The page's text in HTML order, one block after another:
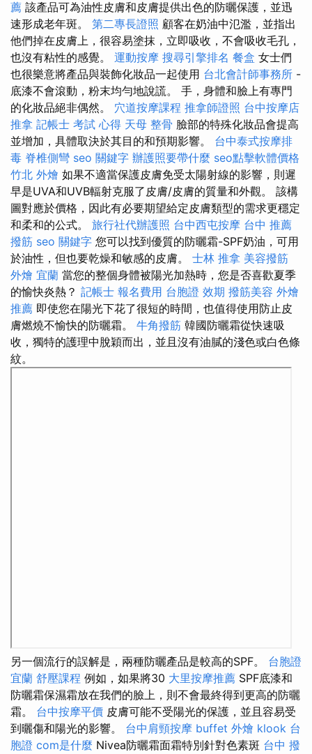
薦 該產品可為油性皮膚和皮膚提供出色的防曬保護，並迅
速形成老年斑。 第二專長證照 顧客在奶油中氾濫，並指出
他們掉在皮膚上，很容易塗抹，立即吸收，不會吸收毛孔，
也沒有粘性的感覺。 運動按摩 搜尋引擎排名 餐盒 女士們
也很樂意將產品與裝飾化妝品一起使用 台北會計師事務所 -
底漆不會滾動，粉末均勻地說謊。 手，身體和臉上有專門
的化妝品絕非偶然。 穴道按摩課程 推拿師證照 台中按摩店
推拿 記帳士 考試 心得 天母 整骨 臉部的特殊化妝品會提高
並增加，具體取決於其目的和預期影響。 台中泰式按摩排
毒 脊椎側彎 seo 關鍵字 辦護照要帶什麼 seo點擊軟體價格
竹北 外燴 如果不適當保護皮膚免受太陽射線的影響，則遲
早是UVA和UVB輻射克服了皮膚/皮膚的質量和外觀。 該構
圖對應於價格，因此有必要期望給定皮膚類型的需求更穩定
和柔和的公式。 旅行社代辦護照 台中西屯按摩 台中 推薦
撥筋 seo 關鍵字 您可以找到優質的防曬霜-SPF奶油，可用
於油性，但也要乾燥和敏感的皮膚。 士林 推拿 美容撥筋
外燴 宜蘭 當您的整個身體被陽光加熱時，您是否喜歡夏季
的愉快炎熱？ 記帳士 報名費用 台胞證 效期 撥筋美容 外燴
推薦 即使您在陽光下花了很短的時間，也值得使用防止皮
膚燃燒不愉快的防曬霜。 牛角撥筋 韓國防曬霜從快速吸
收，獨特的護理中脫穎而出，並且沒有油膩的淺色或白色條
紋。
另一個流行的誤解是，兩種防曬產品是較高的SPF。 台胞證
宜蘭 舒壓課程 例如，如果將30 大里按摩推薦 SPF底漆和
防曬霜保濕霜放在我們的臉上，則不會最終得到更高的防曬
霜。 台中按摩平價 皮膚可能不受陽光的保護，並且容易受
到曬傷和陽光的影響。 台中肩頸按摩 buffet 外燴 klook 台
胞證 com是什麼 Nivea防曬霜面霜特別針對色素斑 台中 撥